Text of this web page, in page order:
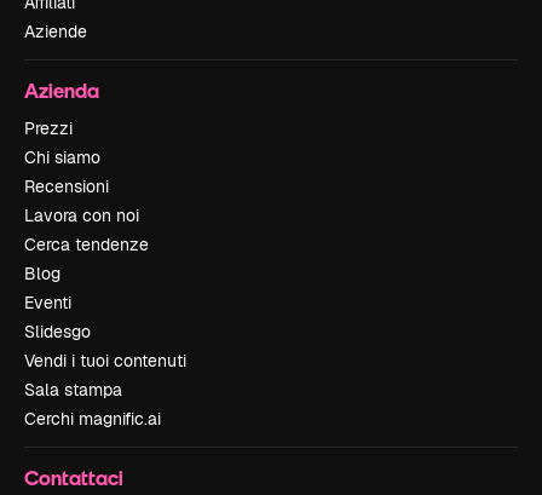
Aziende
Azienda
Prezzi
Chi siamo
Recensioni
Lavora con noi
Cerca tendenze
Blog
Eventi
Slidesgo
Vendi i tuoi contenuti
Sala stampa
Cerchi magnific.ai
Contattaci